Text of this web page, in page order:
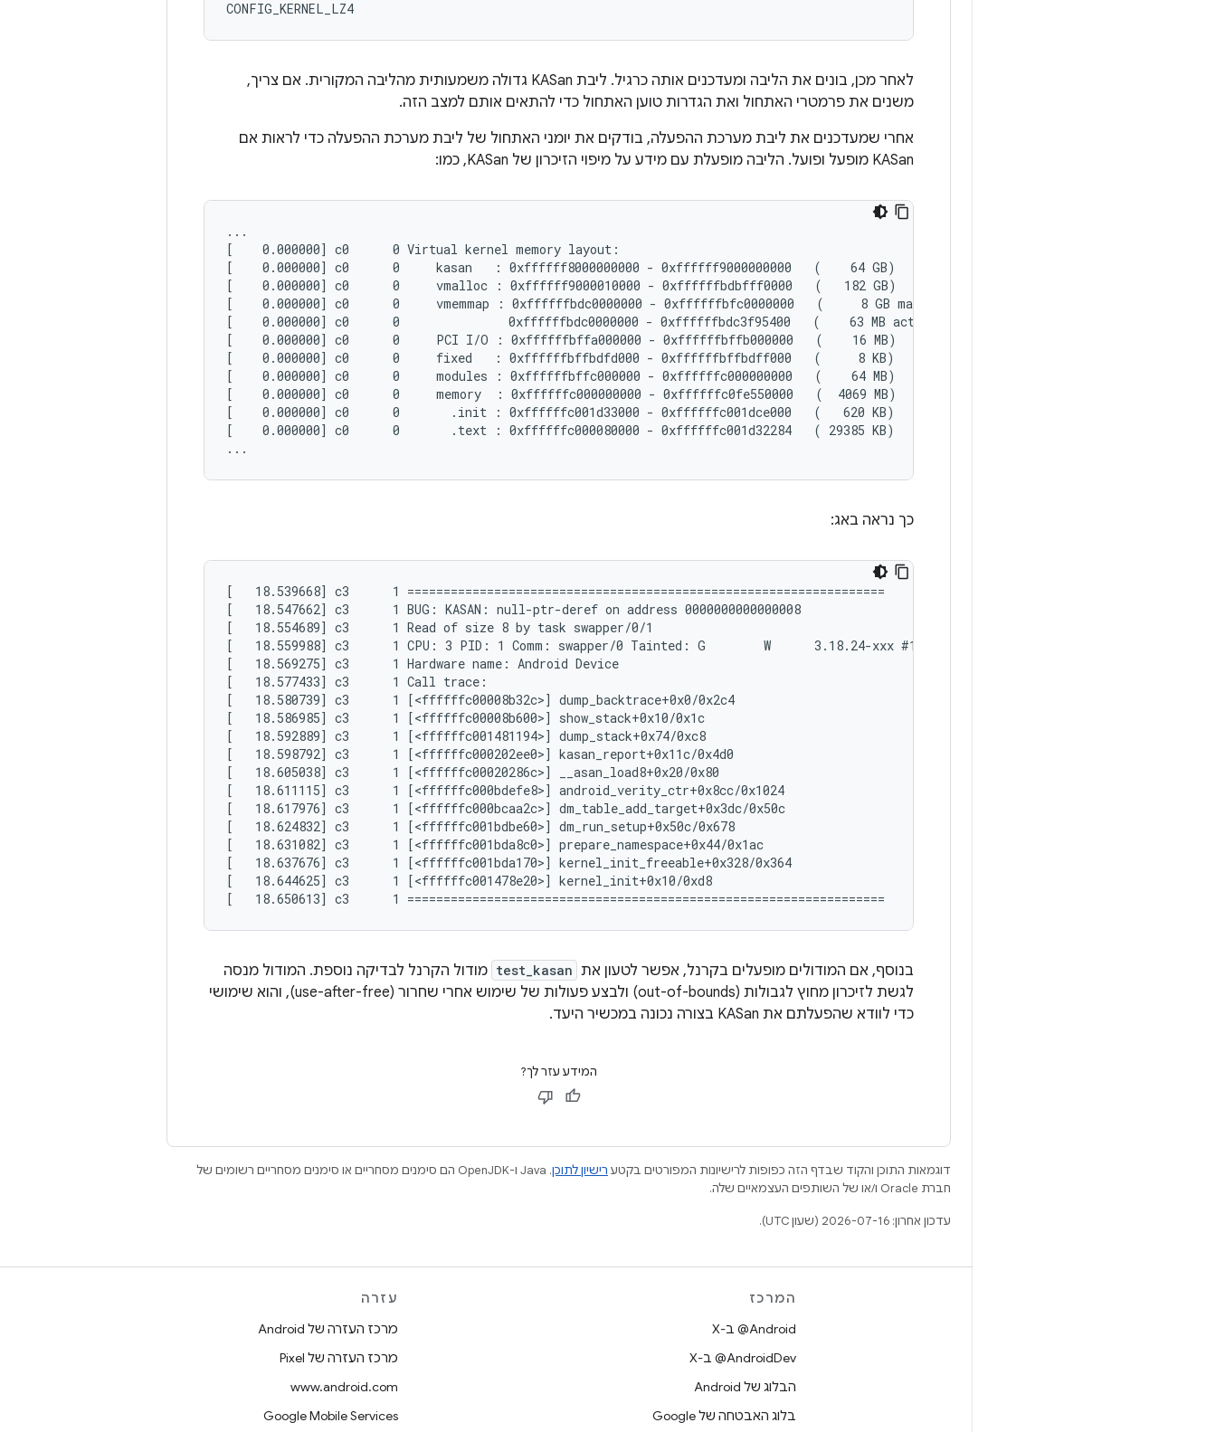
לאחר מכן, בונים את הליבה ומעדכנים אותה כרגיל. ליבת KASan גדולה משמעותית מהליבה המקורית. אם צריך,
משנים את פרמטרי האתחול ואת הגדרות טוען האתחול כדי להתאים אותם למצב הזה.
אחרי שמעדכנים את ליבת מערכת ההפעלה, בודקים את יומני האתחול של ליבת מערכת ההפעלה כדי לראות אם
KASan מופעל ופועל. הליבה מופעלת עם מידע על מיפוי הזיכרון של KASan, כמו:
...
[    0.000000] c0      0 Virtual kernel memory layout:
[    0.000000] c0      0     kasan   : 0xffffff8000000000 - 0xffffff9000000000   (    64 GB)
[    0.000000] c0      0     vmalloc : 0xffffff9000010000 - 0xffffffbdbfff0000   (   182 GB)
[    0.000000] c0      0     vmemmap : 0xffffffbdc0000000 - 0xffffffbfc0000000   (     8 GB maximum)
[    0.000000] c0      0               0xffffffbdc0000000 - 0xffffffbdc3f95400   (    63 MB actual)
[    0.000000] c0      0     PCI I/O : 0xffffffbffa000000 - 0xffffffbffb000000   (    16 MB)
[    0.000000] c0      0     fixed   : 0xffffffbffbdfd000 - 0xffffffbffbdff000   (     8 KB)
[    0.000000] c0      0     modules : 0xffffffbffc000000 - 0xffffffc000000000   (    64 MB)
[    0.000000] c0      0     memory  : 0xffffffc000000000 - 0xffffffc0fe550000   (  4069 MB)
[    0.000000] c0      0       .init : 0xffffffc001d33000 - 0xffffffc001dce000   (   620 KB)
[    0.000000] c0      0       .text : 0xffffffc000080000 - 0xffffffc001d32284   ( 29385 KB)
כך נראה באג:
[   18.539668] c3      1 ==================================================================
[   18.547662] c3      1 BUG: KASAN: null-ptr-deref on address 0000000000000008
[   18.554689] c3      1 Read of size 8 by task swapper/0/1
[   18.559988] c3      1 CPU: 3 PID: 1 Comm: swapper/0 Tainted: G        W      3.18.24-xxx #1
[   18.569275] c3      1 Hardware name: Android Device
[   18.577433] c3      1 Call trace:
[   18.580739] c3      1 [<ffffffc00008b32c>] dump_backtrace+0x0/0x2c4
[   18.586985] c3      1 [<ffffffc00008b600>] show_stack+0x10/0x1c
[   18.592889] c3      1 [<ffffffc001481194>] dump_stack+0x74/0xc8
[   18.598792] c3      1 [<ffffffc000202ee0>] kasan_report+0x11c/0x4d0
[   18.605038] c3      1 [<ffffffc00020286c>] __asan_load8+0x20/0x80
[   18.611115] c3      1 [<ffffffc000bdefe8>] android_verity_ctr+0x8cc/0x1024
[   18.617976] c3      1 [<ffffffc000bcaa2c>] dm_table_add_target+0x3dc/0x50c
[   18.624832] c3      1 [<ffffffc001bdbe60>] dm_run_setup+0x50c/0x678
[   18.631082] c3      1 [<ffffffc001bda8c0>] prepare_namespace+0x44/0x1ac
[   18.637676] c3      1 [<ffffffc001bda170>] kernel_init_freeable+0x328/0x364
[   18.644625] c3      1 [<ffffffc001478e20>] kernel_init+0x10/0xd8
בנוסף, אם המודולים מופעלים בקרנל, אפשר לטעון את test_kasan מודול הקרנל לבדיקה נוספת. המודול מנסה
לגשת לזיכרון מחוץ לגבולות (out-of-bounds) ולבצע פעולות של שימוש אחרי שחרור (use-after-free), והוא שימושי
כדי לוודא שהפעלתם את KASan בצורה נכונה במכשיר היעד.
המידע עזר לך?
דוגמאות התוכן והקוד שבדף הזה כפופות לרישיונות המפורטים בקטע רישיון לתוכן
.‏ Java ו-OpenJDK הם סימנים מסחריים או סימנים מסחריים רשומים של
חברת Oracle ו/או של השותפים העצמאיים שלה.
עדכון אחרון: 2026-07-16 (שעון UTC).
המרכז
‫‎@Android ב-X
‫‎@AndroidDev ב-X
הבלוג של Android
בלוג האבטחה של Google
עזרה
מרכז העזרה של Android
מרכז העזרה של Pixel
www.android.com
Google Mobile Services